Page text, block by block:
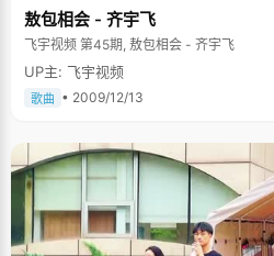
敖包相会 - 齐宇飞
飞宇视频 第45期, 敖包相会 - 齐宇飞
UP主: 飞宇视频
歌曲 • 2009/12/13